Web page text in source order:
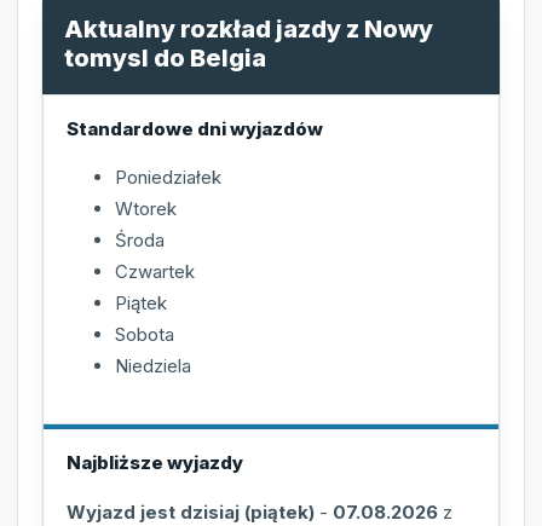
Aktualny rozkład jazdy z Nowy
tomysl do Belgia
Standardowe dni wyjazdów
Poniedziałek
Wtorek
Środa
Czwartek
Piątek
Sobota
Niedziela
Najbliższe wyjazdy
Wyjazd jest dzisiaj (piątek) - 07.08.2026 z